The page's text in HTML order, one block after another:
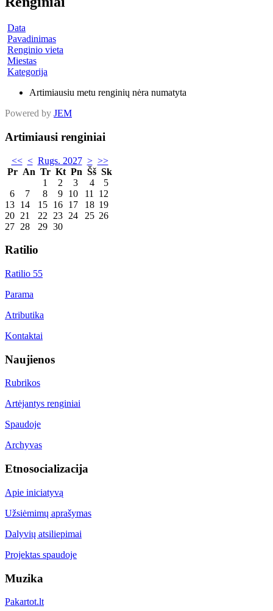
Data
Pavadinimas
Renginio vieta
Miestas
Kategorija
Artimiausiu metu renginių nėra numatyta
Powered by JEM
Artimiausi renginiai
<< < Rugs. 2027 > >>
Pr An Tr Kt Pn Šš Sk
1
2 3 4
5
6
7 8 9 10 11
12
13 14 15 16 17 18 19
20 21 22 23 24 25 26
27 28 29 30
Ratilio
Ratilio 55
Parama
Atributika
Kontaktai
Naujienos
Rubrikos
Artėjantys renginiai
Spaudoje
Archyvas
Etnosocializacija
Apie iniciatyvą
Užsiėmimų aprašymas
Dalyvių atsiliepimai
Projektas spaudoje
Muzika
Pakartot.lt